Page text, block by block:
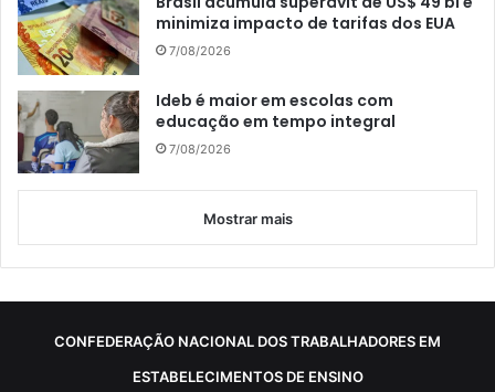
minimiza impacto de tarifas dos EUA
7/08/2026
Ideb é maior em escolas com
educação em tempo integral
7/08/2026
Mostrar mais
CONFEDERAÇÃO NACIONAL DOS TRABALHADORES EM
ESTABELECIMENTOS DE ENSINO